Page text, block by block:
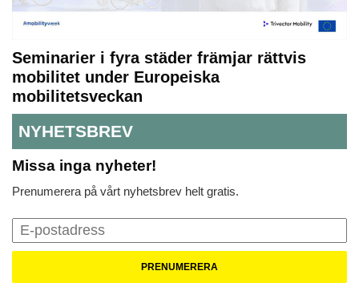
Seminarier i fyra städer främjar rättvis
mobilitet under Europeiska
mobilitetsveckan
NYHETSBREV
Missa inga nyheter!
Prenumerera på vårt nyhetsbrev helt gratis.